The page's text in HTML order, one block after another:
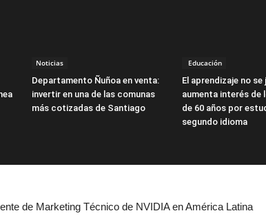
Noticias
Departamento Ñuñoa en venta:
invertir en una de las comunas
más cotizadas de Santiago
Educación
El aprendizaje no se
aumenta interés de
de 60 años por
segundo idioma
de Marketing Técnico de NVIDIA en América Latina